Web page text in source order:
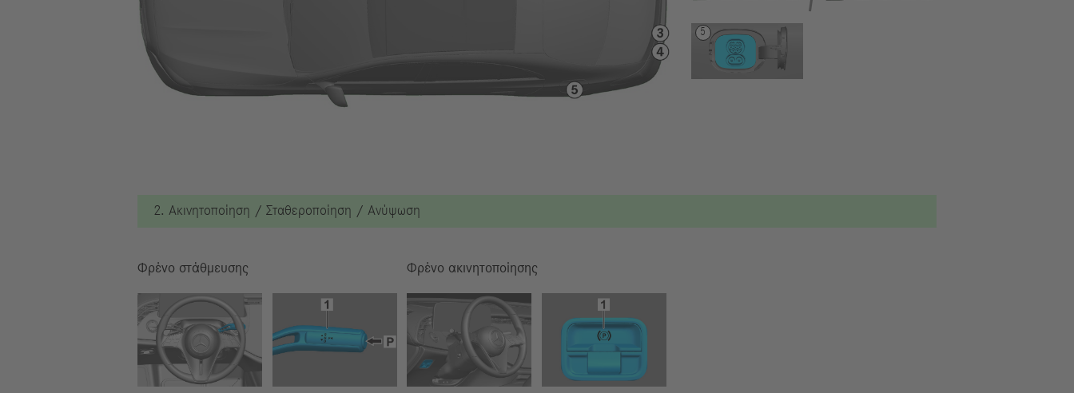
2. Ακινητοποίηση / Σταθεροποίηση / Ανύψωση
Φρένο στάθμευσης Φρένο ακινητοποίησης